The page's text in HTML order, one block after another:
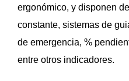
ergonómico, y disponen
constante, sistemas de
de emergencia, %
entre otros indicadores.